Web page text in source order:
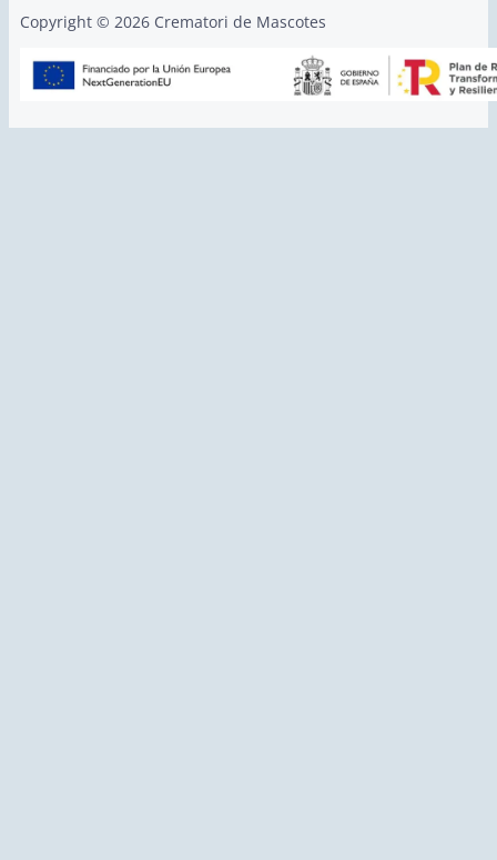
Copyright © 2026 Crematori de Mascotes